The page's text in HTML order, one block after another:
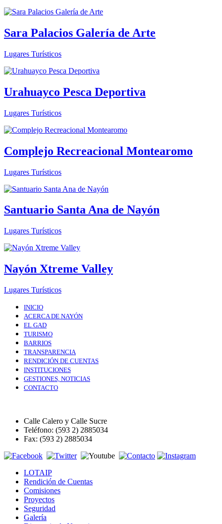
Sara Palacios Galería de Arte
Lugares Turísticos
Urahuayco Pesca Deportiva
Lugares Turísticos
Complejo Recreacional Montearomo
Lugares Turísticos
Santuario Santa Ana de Nayón
Lugares Turísticos
Nayón Xtreme Valley
Lugares Turísticos
INICIO
ACERCA DE NAYÓN
EL GAD
TURISMO
BARRIOS
TRANSPARENCIA
RENDICIÓN DE CUENTAS
INSTITUCIONES
GESTIONES, NOTICIAS
CONTACTO
Calle Calero y Calle Sucre
Teléfono: (593 2) 2885034
Fax: (593 2) 2885034
LOTAIP
Rendición de Cuentas
Comisiones
Proyectos
Seguridad
Galería